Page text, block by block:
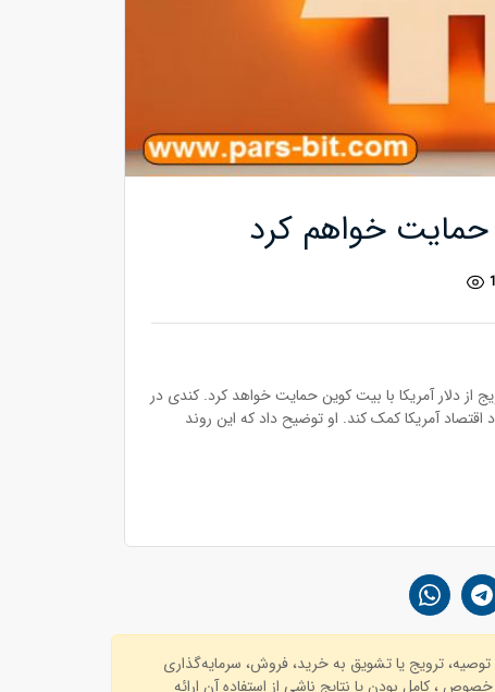
حمایت خواهم کرد
دلار آمریکا با بیت کوین حمایت خواهد کرد. کندی در
اقتصاد آمریکا کمک کند. او توضیح داد که این روند
ترویج یا تشویق به خرید، فروش، سرمایه‌گذاری
، کامل بودن یا نتایج ناشی از استفاده آن ارائه